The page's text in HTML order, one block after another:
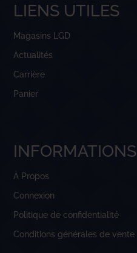
LIENS UTILES
Magasins LGD
Actualités
Carrière
Panier
INFORMATIONS
À Propos
Connexion
Politique de confidentialité
Conditions générales de vente